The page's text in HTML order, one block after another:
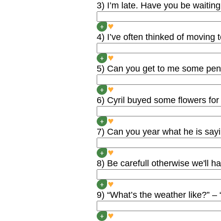
3) I’m late. Have you be
+
4) I’ve often thinked of moving
+
5) Can you get to me some
+
6) Cyril buyed some flowers
+
7) Can you year what he is
+
8) Be carefull otherwise we'll
+
9) “What’s the weather like?” –
+